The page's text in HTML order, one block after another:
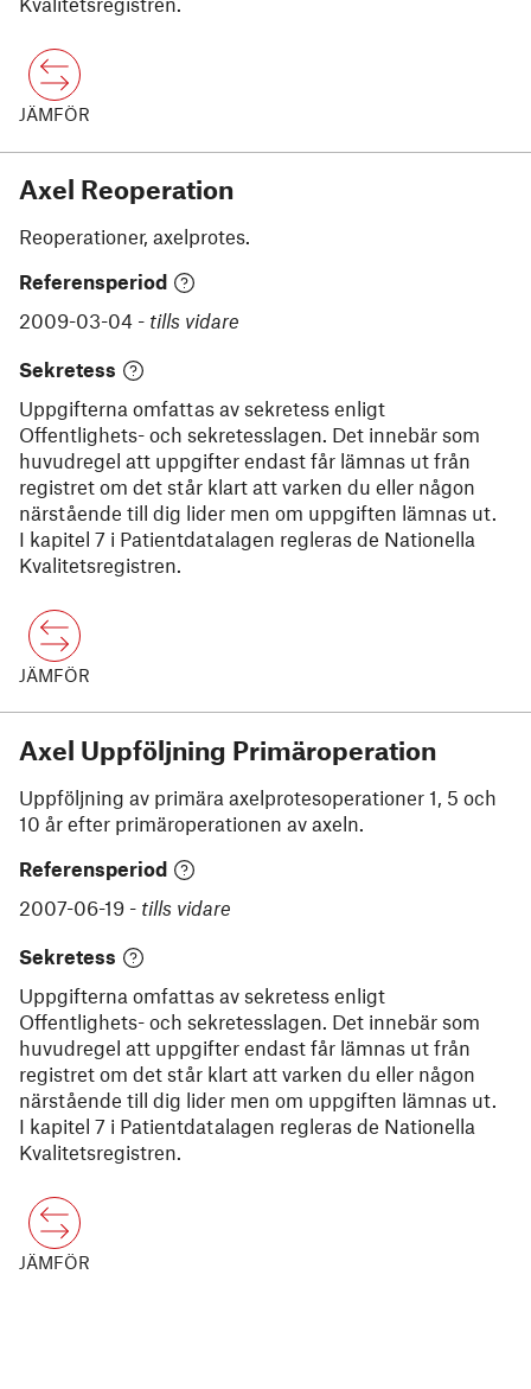
JÄMFÖR
Axel Reoperation
Reoperationer, axelprotes.
Referensperiod
2009-03-04 - tills vidare
Sekretess
Uppgifterna omfattas av sekretess enligt
Offentlighets- och sekretesslagen. Det innebär som
huvudregel att uppgifter endast får lämnas ut från
registret om det står klart att varken du eller någon
närstående till dig lider men om uppgiften lämnas ut.
I kapitel 7 i Patientdatalagen regleras de Nationella
Kvalitetsregistren.
JÄMFÖR
Axel Uppföljning Primäroperation
Uppföljning av primära axelprotesoperationer 1, 5 och
10 år efter primäroperationen av axeln.
Referensperiod
2007-06-19 - tills vidare
Sekretess
Uppgifterna omfattas av sekretess enligt
Offentlighets- och sekretesslagen. Det innebär som
huvudregel att uppgifter endast får lämnas ut från
registret om det står klart att varken du eller någon
närstående till dig lider men om uppgiften lämnas ut.
I kapitel 7 i Patientdatalagen regleras de Nationella
Kvalitetsregistren.
JÄMFÖR